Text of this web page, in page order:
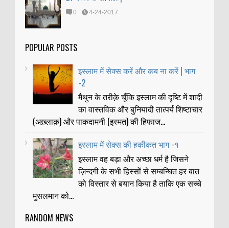
0 4-24-2017
POPULAR POSTS
इस्लाम में सेक्स करें और कब ना करें | भाग
-2
मैथुन के तरीक़े चूँकि इस्लाम की दृष्टि में शादी
का वास्तविक और बुनियादी तात्पर्य शिष्टाचार
(अख़्लाक़) और पाकदामनी (इस्मत) की हिफाज...
इस्लाम में सेक्स की हकीकत भाग -१
इस्लाम वह बड़ा और अच्छा धर्म है जिसने
ज़िन्दगी के सभी हिस्सों से सम्बन्घित हर बात
को विस्तार से बयान किया है ताकि एक सच्चे
मुसलमान को...
RANDOM NEWS